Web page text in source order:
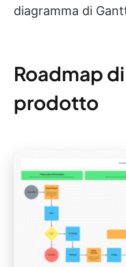
diagramma di
Roadmap
prodotto